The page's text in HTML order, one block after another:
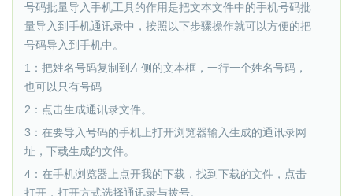
号码批量导入手机工具的作用是把文本文件中的手机号码批
量导入到手机通讯录中，按照以下步骤操作就可以方便的把
号码导入到手机中。
1：把姓名号码复制到左侧的文本框，一行一个姓名号码，
也可以只有号码
2：点击生成通讯录文件。
3：在要导入号码的手机上打开浏览器输入生成的通讯录网
址，下载生成的文件。
4：在手机浏览器上点开我的下载，找到下载的文件，点击
打开，打开方式选择通讯录与拨号。